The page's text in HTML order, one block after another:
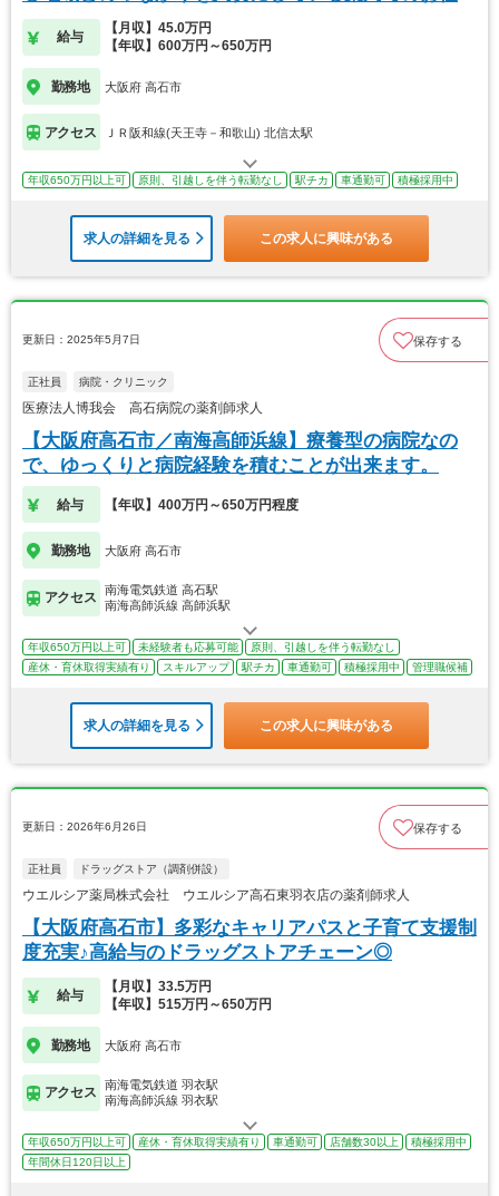
です
給与
【月収】45.0万円
【年収】600万円～650万円
勤務地 大阪府 高石市
アクセス ＪＲ阪和線(天王寺－和歌山) 北信太駅
年収650万円以上可 原則、引越しを伴う転勤なし 駅チカ 車通勤可 積極採用中
求人の詳細を見る この求人に興味がある
更新日：2025年5月7日 保存する
正社員 病院・クリニック
医療法人博我会 高石病院の薬剤師求人
【大阪府高石市／南海高師浜線】療養型の病院なの
で、ゆっくりと病院経験を積むことが出来ます。
給与 【年収】400万円～650万円程度
勤務地 大阪府 高石市
アクセス
南海電気鉄道 高石駅
南海高師浜線 高師浜駅
年収650万円以上可 未経験者も応募可能
原則、引越しを伴う転勤なし
産休・育休取得実績有り
スキルアップ 駅チカ 車通勤可 積極採用中 管理職候補
求人の詳細を見る この求人に興味がある
更新日：2026年6月26日 保存する
正社員 ドラッグストア（調剤併設）
ウエルシア薬局株式会社 ウエルシア高石東羽衣店の薬剤師求人
【大阪府高石市】多彩なキャリアパスと子育て支援制
度充実♪高給与のドラッグストアチェーン◎
給与
【月収】33.5万円
【年収】515万円～650万円
勤務地 大阪府 高石市
アクセス
南海電気鉄道 羽衣駅
南海高師浜線 羽衣駅
年収650万円以上可 産休・育休取得実績有り 車通勤可 店舗数30以上
積極採用中
年間休日120日以上